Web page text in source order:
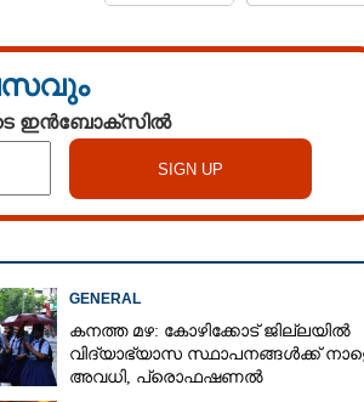
ഇൻബോക്സിൽ
GENERAL
കനത്ത മഴ: കോഴിക്കോട് ജില്ലയിൽ
വിദ്യാഭ്യാസ സ്ഥാപനങ്ങൾക്ക്
അവധി,​ പ്രൊഫഷണൽ